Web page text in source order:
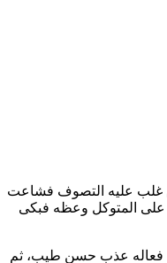
غلب عليه التصوف فشاعت
على المتوكل وعظه فبكى
فعاله عذب حسن طيب، ثم